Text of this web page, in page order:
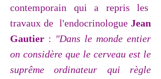
contemporain qui a repris les
travaux de l'endocrinologue Jean
Gautier : "Dans le monde entier
on considère que le cerveau est le
suprême ordinateur qui règle